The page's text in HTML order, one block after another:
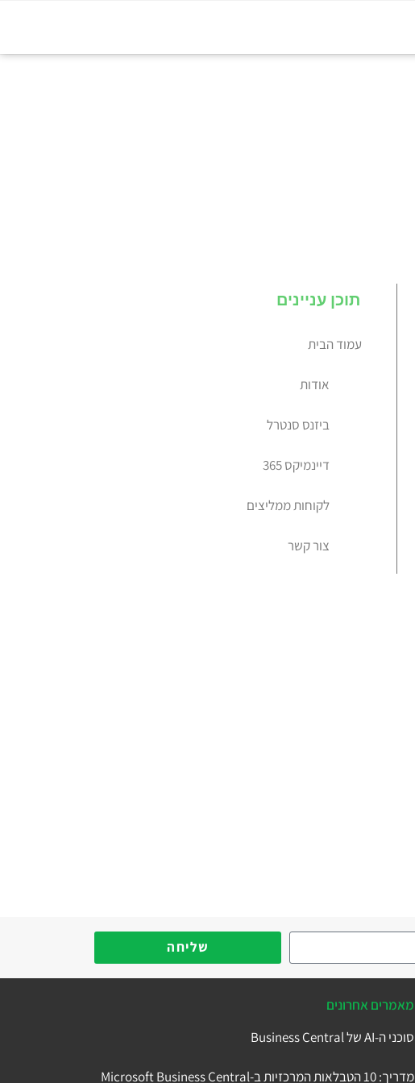
תוכן עניינים
עמוד הבית
אודות
ביזנס סנטרל
דיינמיקס 365
לקוחות ממליצים
צור קשר
שליחה
מאמרים אחרונים
סוכני ה-AI של Business Central
מדריך: 10 הטבלאות המרכזיות ב-Microsoft Business Central